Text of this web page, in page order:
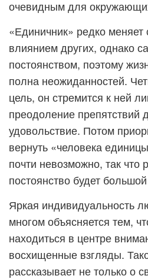
очевидным для
«Единичник» редко
влиянием других, однако
постоянством, поэтому
полна неожиданностей.
цель, он стремится к ней
преодоление препятствий
удовольствие. Потом
вернуть «человека
почти невозможно, так что
постоянство будет
Яркая индивидуальность
многом объясняется тем,
находиться в центре
восхищенные взгляды.
рассказывает не только о